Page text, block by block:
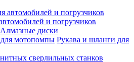
и погрузчиков
Алмазные диски
Рукава и шланги для